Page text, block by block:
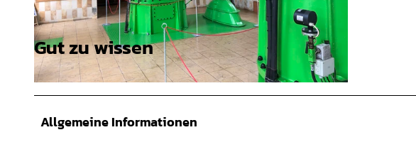
© Touristik GmbH Krummhörn-Greetsiel |CC-BY-SA
Gut zu wissen
Allgemeine Informationen